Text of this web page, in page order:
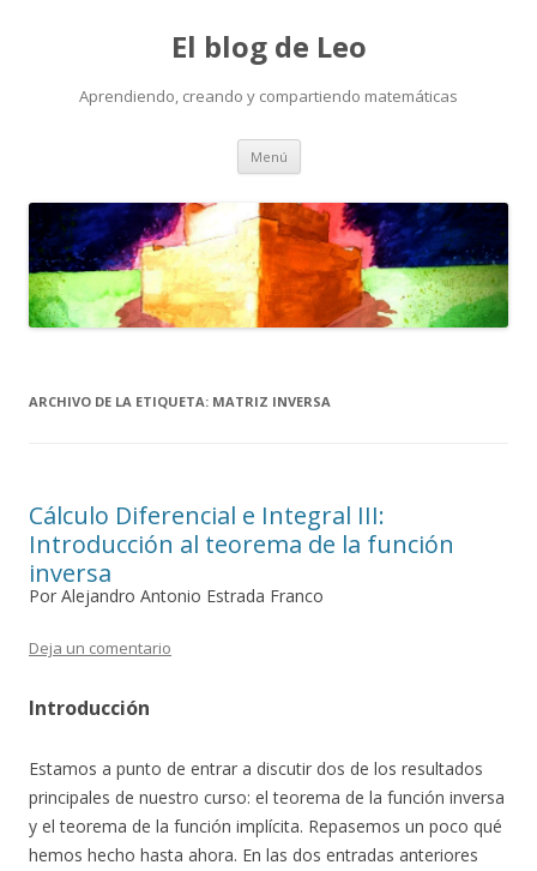
El blog de Leo
Aprendiendo, creando y compartiendo matemáticas
Menú Saltar
contenido
ARCHIVO DE LA ETIQUETA: MATRIZ INVERSA
Cálculo Diferencial e Integral III:
Introducción al teorema de la función
inversa
Por Alejandro Antonio Estrada Franco
Deja un comentario
Introducción
Estamos a punto de entrar a discutir dos de los resultados
principales de nuestro curso: el teorema de la función inversa
y el teorema de la función implícita. Repasemos un poco qué
hemos hecho hasta ahora. En las dos entradas anteriores